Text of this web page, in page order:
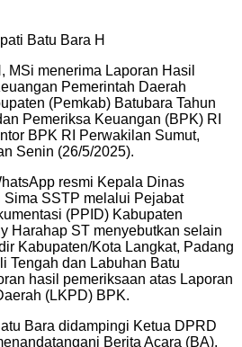
Batu Bara H
MSi menerima Laporan Hasil
Pemerintah Daerah
(Pemkab) Batubara Tahun
Pemeriksa Keuangan (BPK) RI
BPK RI Perwakilan Sumut,
Senin (26/5/2025).
resmi Kepala Dinas
Sima SSTP melalui Pejabat
(PPID) Kabupaten
Harahap ST menyebutkan selain
Kabupaten/Kota Langkat, Padang
Tengah dan Labuhan Batu
hasil pemeriksaan atas Laporan
(LKPD) BPK.
Bara didampingi Ketua DPRD
Berita Acara (BA).